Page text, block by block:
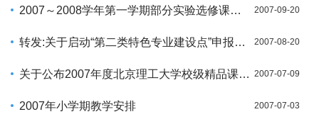
2007～2008学年第一学期部分实验选修课停开的通知 2007-09-20
转发:关于启动“第二类特色专业建设点”申报工作的通知 2007-08-20
关于公布2007年度北京理工大学校级精品课程的通知 2007-07-09
2007年小学期教学安排 2007-07-03